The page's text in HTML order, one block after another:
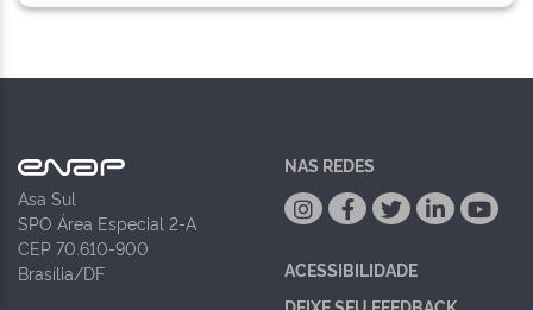
Asa Sul
SPO Área Especial 2-A
CEP 70.610-900
Brasília/DF
NAS REDES
ACESSIBILIDADE